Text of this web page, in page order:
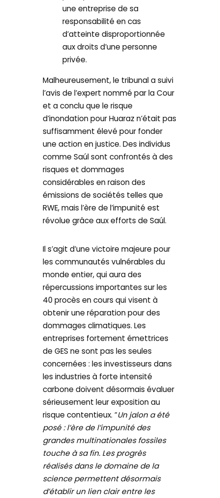
une entreprise de sa
responsabilité en cas
d’atteinte disproportionnée
aux droits d’une personne
privée.
Malheureusement, le tribunal a suivi
l’avis de l’expert nommé par la Cour
et a conclu que le risque
d’inondation pour Huaraz n’était pas
suffisamment élevé pour fonder
une action en justice. Des individus
comme Saúl sont confrontés à des
risques et dommages
considérables en raison des
émissions de sociétés telles que
RWE, mais l’ère de l’impunité est
révolue grâce aux efforts de Saúl.
Il s’agit d’une victoire majeure pour
les communautés vulnérables du
monde entier, qui aura des
répercussions importantes sur les
40 procès en cours qui visent à
obtenir une réparation pour des
dommages climatiques. Les
entreprises fortement émettrices
de GES ne sont pas les seules
concernées : les investisseurs dans
les industries à forte intensité
carbone doivent désormais évaluer
sérieusement leur exposition au
risque contentieux. “Un jalon a été
posé : l’ère de l’impunité des
grandes multinationales fossiles
touche à sa fin. Les progrès
réalisés dans le domaine de la
science permettent désormais
d’établir un lien clair entre les